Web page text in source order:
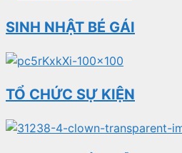
SINH NHẬT BÉ GÁI
TỔ CHỨC SỰ KIỆN